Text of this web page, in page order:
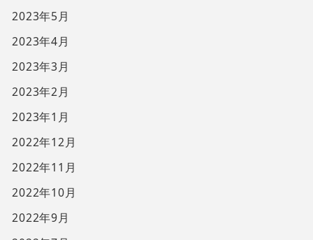
2023年5月
2023年4月
2023年3月
2023年2月
2023年1月
2022年12月
2022年11月
2022年10月
2022年9月